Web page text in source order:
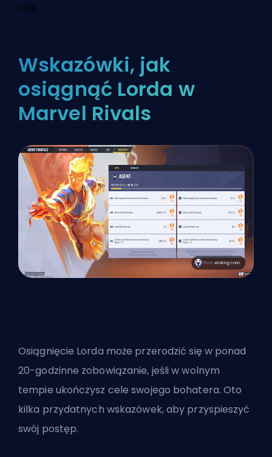
rolę.
Wskazówki, jak
osiągnąć Lorda w
Marvel Rivals
Osiągnięcie Lorda może przerodzić się w ponad
20-godzinne zobowiązanie, jeśli w wolnym
tempie ukończysz cele swojego bohatera. Oto
kilka przydatnych wskazówek, aby przyspieszyć
swój postęp.